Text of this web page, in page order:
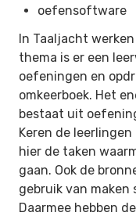
oefensoftware
In Taaljacht
thema is er een
oefeningen en
omkeerboek. Het
bestaat uit
Keren de
hier de taken
gaan. Ook de
gebruik van maken
Daarmee hebben